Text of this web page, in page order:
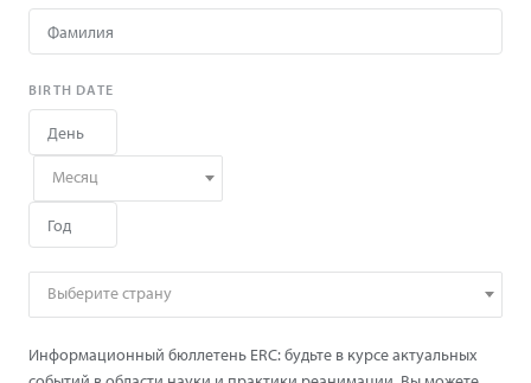
BIRTH DATE
Месяц
Выберите страну
Информационный бюллетень ERC: будьте в курсе актуальных